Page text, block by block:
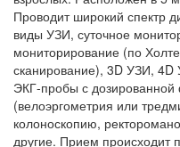
Проводит широкий спектр
виды УЗИ, суточное
мониторирование (по
сканирование), 3D УЗИ, 4D
ЭКГ-пробы с дозированной
(велоэргометрия или
колоноскопию,
другие. Прием происходит